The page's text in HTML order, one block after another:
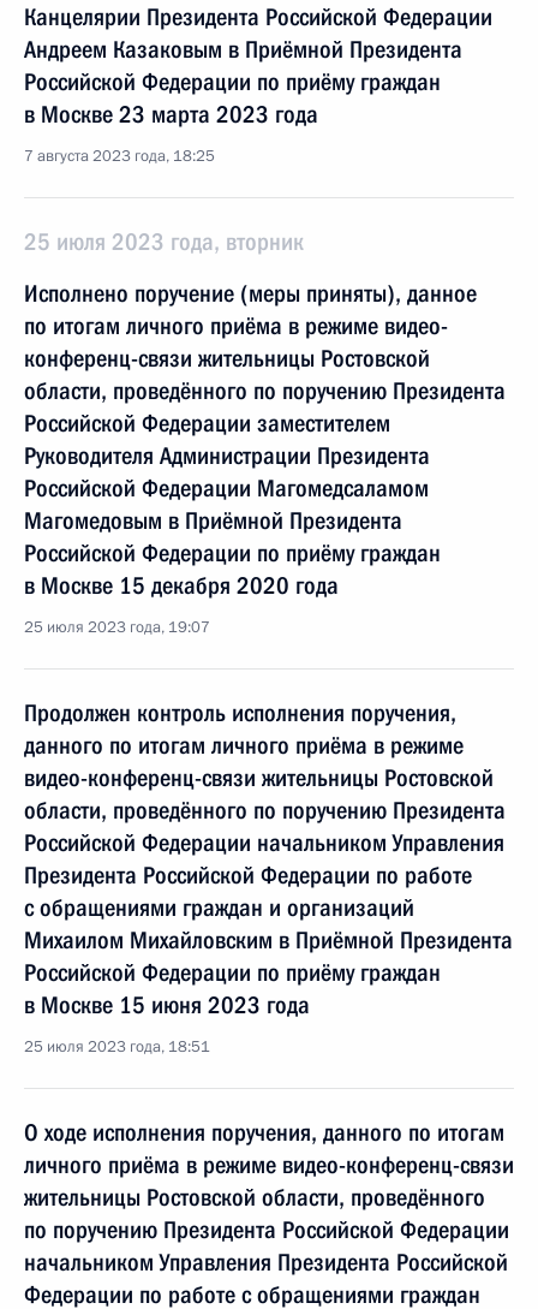
Канцелярии Президента Российской Федерации
Андреем Казаковым в Приёмной Президента
Российской Федерации по приёму граждан
в Москве 23 марта 2023 года
7 августа 2023 года, 18:25
25 июля 2023 года, вторник
Исполнено поручение (меры приняты), данное
по итогам личного приёма в режиме видео-
конференц-связи жительницы Ростовской
области, проведённого по поручению Президента
Российской Федерации заместителем
Руководителя Администрации Президента
Российской Федерации Магомедсаламом
Магомедовым в Приёмной Президента
Российской Федерации по приёму граждан
в Москве 15 декабря 2020 года
25 июля 2023 года, 19:07
Продолжен контроль исполнения поручения,
данного по итогам личного приёма в режиме
видео-конференц-связи жительницы Ростовской
области, проведённого по поручению Президента
Российской Федерации начальником Управления
Президента Российской Федерации по работе
с обращениями граждан и организаций
Михаилом Михайловским в Приёмной Президента
Российской Федерации по приёму граждан
в Москве 15 июня 2023 года
25 июля 2023 года, 18:51
О ходе исполнения поручения, данного по итогам
личного приёма в режиме видео-конференц-связи
жительницы Ростовской области, проведённого
по поручению Президента Российской Федерации
начальником Управления Президента Российской
Федерации по работе с обращениями граждан